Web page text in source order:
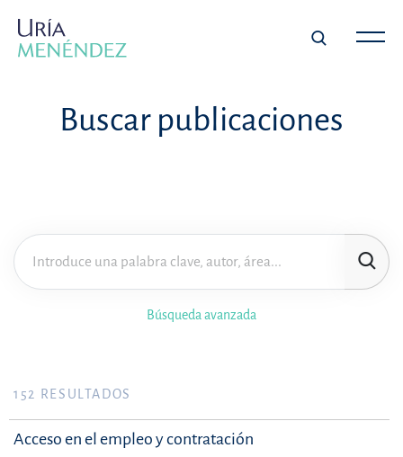
Buscar publicaciones
Búsqueda avanzada
152 RESULTADOS
Acceso en el empleo y contratación